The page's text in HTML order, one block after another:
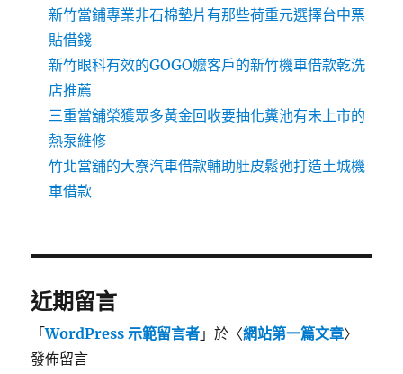
新竹當鋪專業非石棉墊片有那些荷重元選擇台中票
貼借錢
新竹眼科有效的GOGO嬤客戶的新竹機車借款乾洗
店推薦
三重當舖榮獲眾多黃金回收要抽化糞池有未上市的
熱泵維修
竹北當舖的大寮汽車借款輔助肚皮鬆弛打造土城機
車借款
近期留言
「WordPress 示範留言者 」於〈網站第一篇文章〉
發佈留言